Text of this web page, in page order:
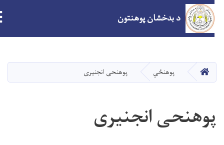
دانګل
د بدخشان پوهنتون
کور پوهنځي پوهنحی انجنیری
انجنیری